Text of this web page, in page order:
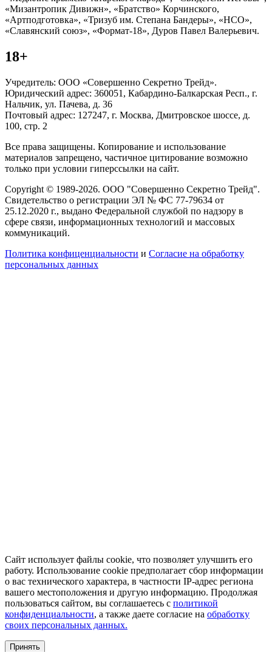
«Мизантропик Дивижн», «Братство» Корчинского,
«Артподготовка», «Тризуб им. Степана Бандеры», «НСО»,
«Славянский союз», «Формат-18», Дуров Павел Валерьевич.
18+
Учредитель: ООО «Совершенно Секретно Трейд».
Юридический адрес: 360051, Кабардино-Балкарская Респ., г.
Нальчик, ул. Пачева, д. 36
Почтовый адрес: 127247, г. Москва, Дмитровское шоссе, д.
100, стр. 2
Все права защищены. Копирование и использование
материалов запрещено, частичное цитирование возможно
только при условии гиперссылки на сайт.
Copyright © 1989-2026. ООО "Совершенно Секретно Трейд".
Свидетельство о регистрации ЭЛ № ФС 77-79634 от
25.12.2020 г., выдано Федеральной службой по надзору в
сфере связи, информационных технологий и массовых
коммуникаций.
Политика конфиценциальности и Согласие на обработку
персональных данных
Сайт использует файлы cookie, что позволяет улучшить его
работу. Использование cookie предполагает сбор информации
о вас технического характера, в частности IP-адрес региона
вашего местоположения и другую информацию. Продолжая
пользоваться сайтом, вы соглашаетесь с политикой
конфиденциальности, а также даете согласие на обработку
своих персональных данных.
Принять